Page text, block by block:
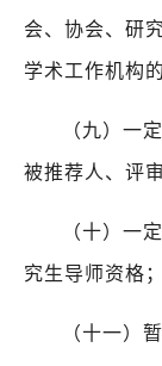
会、协会、研
学术工作机构
（九）一
被推荐人、评
（十）一
究生导师资格；
（十一）